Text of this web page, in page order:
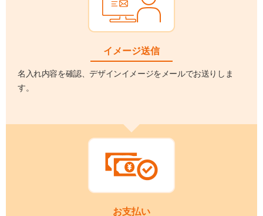
イメージ送信
名入れ内容を確認、デザインイメージをメールでお送りしま
す。
お支払い